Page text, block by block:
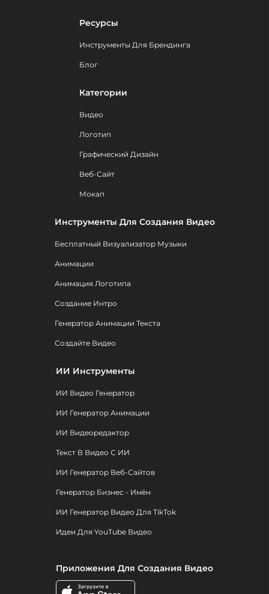
Ресурсы
Инструменты Для Брендинга
Блог
Категории
Видео
Логотип
Графический Дизайн
Веб-Сайт
Мокап
Инструменты Для Создания Видео
Бесплатный Визуализатор Музыки
Анимации
Анимация Логотипа
Создание Интро
Генератор Анимации Текста
Создайте Видео
ИИ Инструменты
ИИ Видео Генератор
ИИ Генератор Анимации
ИИ Видеоредактор
Текст В Видео С ИИ
ИИ Генератор Веб-Сайтов
Генератор Бизнес - Имён
ИИ Генератор Видео Для TikTok
Идеи Для YouTube Видео
Приложения Для Создания Видео